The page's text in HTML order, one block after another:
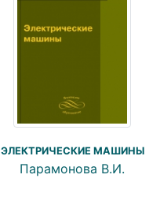
ЭЛЕКТРИЧЕСКИЕ МАШИНЫ
Парамонова В.И.